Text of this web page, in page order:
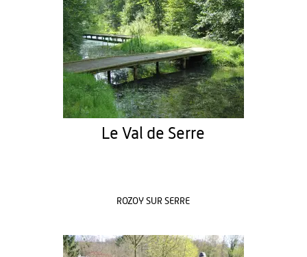
Le Val de Serre
ROZOY SUR SERRE